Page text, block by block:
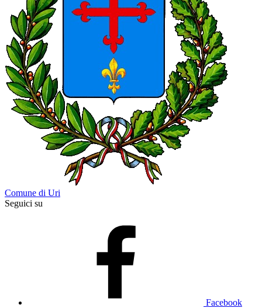
Comune di Uri
Seguici su
Facebook